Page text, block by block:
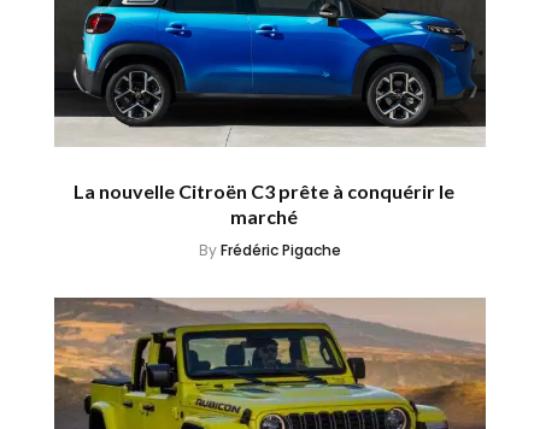
La nouvelle Citroën C3 prête à conquérir le
marché
ByFrédéric Pigache